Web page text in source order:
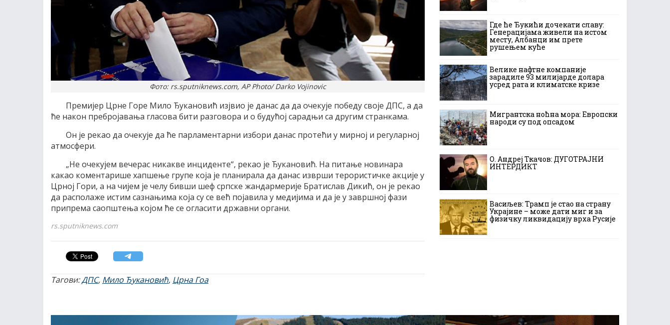
Фото: rs.sputniknews.com, AP Photo/ Darko Vojinovic
Премијер Црне Горе Мило Ђукановић изјвио је данас да да очекује победу своје ДПС, а да
ће након пребројавања гласова бити разговора и о будућој сарадњи са другим странкама.
Он је рекао да очекује да ће парламентарни избори данас протећи у мирној и регуларној
атмосфери.
„Не очекујем вечерас никакве инциденте“, рекао је Ђукановић. На питање новинара
какао коментарише хапшење групе која је планирала да данас изврши терористичке акције у
Црној Гори, а на чијем је челу бивши шеф српске жандармерије Братислав Дикић, он је рекао
да располаже истим сазнањима која су се већ појавила у медијима и да је у завршној фази
припрема саопштења којом ће се огласити државни органи.
rs.sputniknews.com
Тагови:ДПС, Мило Ђукановић, Црна Гоа
Где ће Ђукићи дочекати славу:
Генерацијама живели на истом
месту, Албанци им прете
рушењем куће
Велике нафтне компаније
зарадиле 93 милијарде долара
усред рата и климатске кризе
Мигрантска ноћна мора: Европски
народи су под опсадом
О. Андреј Ткачов: ДУГОТРАЈНИ
ИНТЕРДИКТ
Васиљев: Трамп је стао на страну
Украјине – може дати миг и за
физичку ликвидацију врха Русије